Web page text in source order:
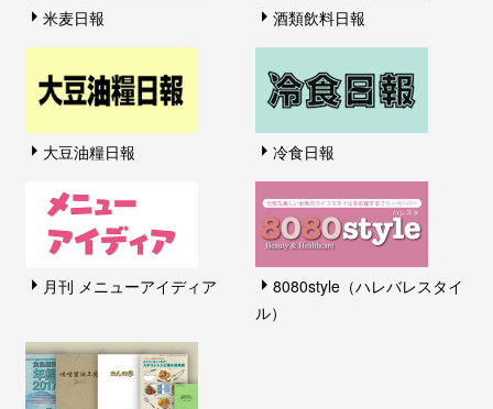
米麦日報 酒類飲料日報
大豆油糧日報 冷食日報
月刊 メニューアイディア
8080style（ハレバレスタイ
ル）